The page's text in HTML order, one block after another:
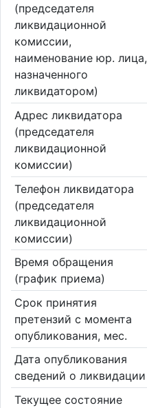
(председателя
ликвидационной
комиссии,
наименование юр. лица,
назначенного
ликвидатором)
Адрес ликвидатора
(председателя
ликвидационной
комиссии)
Телефон ликвидатора
(председателя
ликвидационной
комиссии)
Время обращения
(график приема)
Срок принятия
претензий с момента
опубликования, мес.
Дата опубликования
сведений о ликвидации
Текущее состояние